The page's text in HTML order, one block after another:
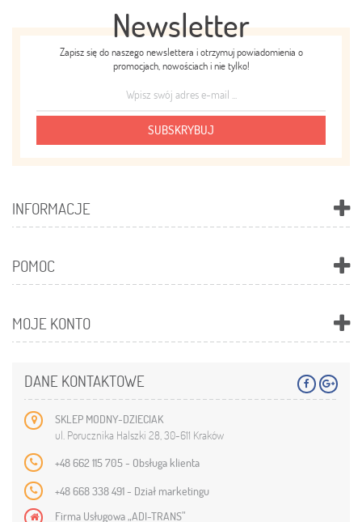
Newsletter
Zapisz się do naszego newslettera i otrzymuj powiadomienia o
promocjach, nowościach i nie tylko!
SUBSKRYBUJ
INFORMACJE
POMOC
MOJE KONTO
DANE KONTAKTOWE
SKLEP MODNY-DZIECIAK
ul. Porucznika Halszki 28, 30-611 Kraków
+48 662 115 705 - Obsługa klienta
+48 668 338 491 - Dział marketingu
Firma Usługowa „ADI-TRANS”